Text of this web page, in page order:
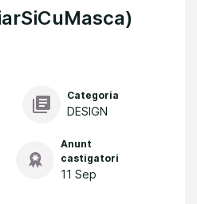
Categoria
DESIGN
Anunt
castigatori
11 Sep